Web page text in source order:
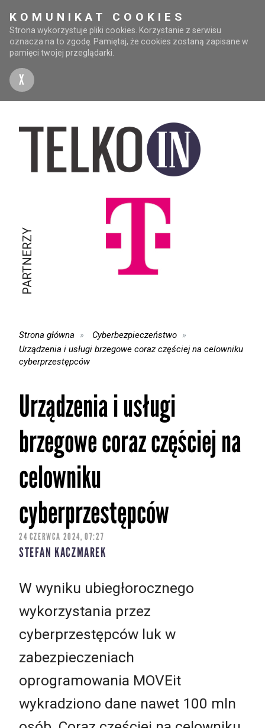
KOMUNIKAT COOKIES
Strona wykorzystuje pliki cookies. Korzystanie z serwisu
oznacza na to zgodę. Pamiętaj, że cookies zostaną zapisane w
pamięci twojej przeglądarki.
X
PARTNERZY
Strona główna
Cyberbezpieczeństwo
Urządzenia i usługi brzegowe coraz częściej na celowniku
cyberprzestępców
Urządzenia i usługi
brzegowe coraz częściej na
celowniku
cyberprzestępców
24 CZERWCA 2024, 07:27
STEFAN KACZMAREK
W wyniku ubiegłorocznego
wykorzystania przez
cyberprzestępców luk w
zabezpieczeniach
oprogramowania MOVEit
wykradziono dane nawet 100 mln